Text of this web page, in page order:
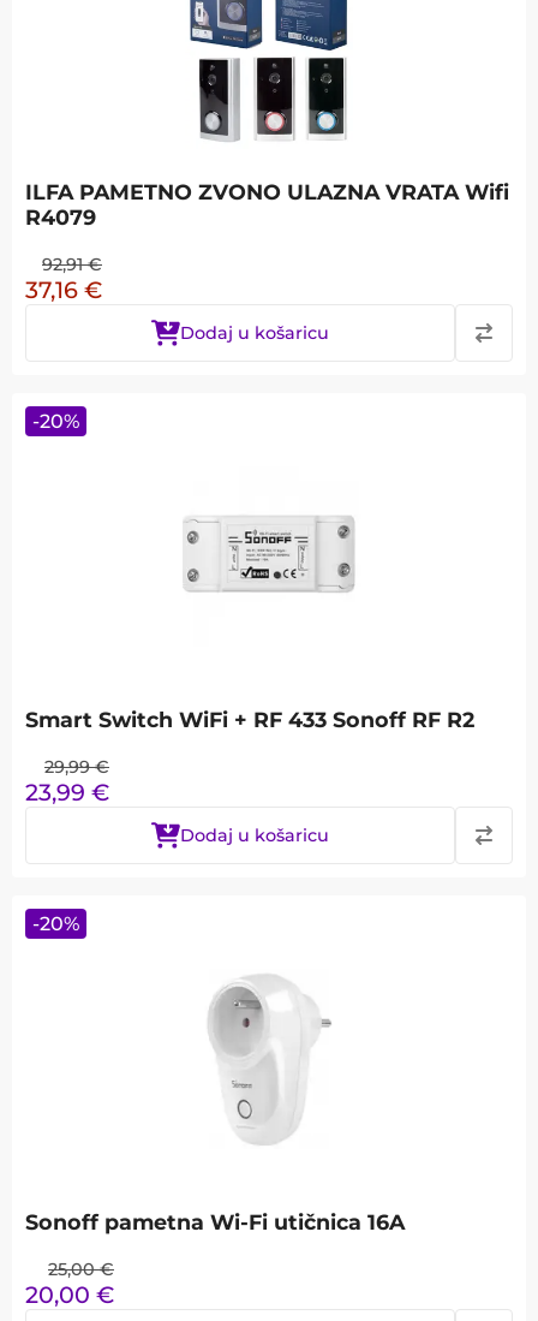
ILFA PAMETNO ZVONO ULAZNA VRATA Wifi
R4079
92,91 €
37,16 €
Dodaj u košaricu
Smart Switch WiFi + RF 433 Sonoff RF R2
29,99 €
23,99 €
Dodaj u košaricu
-20%
Sonoff pametna Wi-Fi utičnica 16A
25,00 €
20,00 €
-20%